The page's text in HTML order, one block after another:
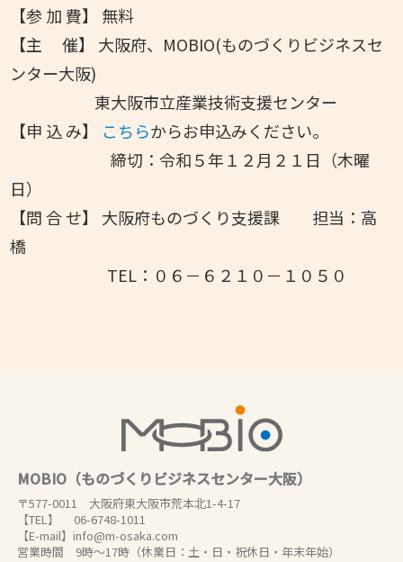
【参 加 費】 無料
【主 催】 大阪府、MOBIO(ものづくりビジネスセ
ンター大阪)
東大阪市立産業技術支援センター
【申 込 み】
こちらからお申込みください。
締切：令和５年１２月２１日（木曜
日）
【問 合 せ】 大阪府ものづくり支援課 担当：高
橋
TEL：０６－６２１０－１０５０
MOBIO（ものづくりビジネスセンター大阪）
〒577-0011 大阪府東大阪市荒本北1-4-17
【TEL】 06-6748-1011
【E-mail】info@m-osaka.com
営業時間 9時～17時（休業日：土・日・祝休日・年末年始）